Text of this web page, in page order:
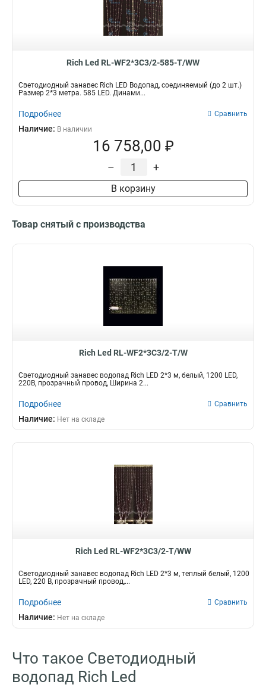
Rich Led RL-WF2*3C3/2-585-T/WW
Светодиодный занавес Rich LED Водопад, соединяемый (до 2 шт.)
Размер 2*3 метра. 585 LED. Динами...
Подробнее Сравнить
Наличие: В наличии
16 758,00 ₽
– +
В корзину
Товар снятый с производства
Rich Led RL-WF2*3C3/2-T/W
Светодиодный занавес водопад Rich LED 2*3 м, белый, 1200 LED,
220В, прозрачный провод, Ширина 2...
Подробнее Сравнить
Наличие: Нет на складе
Rich Led RL-WF2*3C3/2-T/WW
Светодиодный занавес водопад Rich LED 2*3 м, теплый белый, 1200
LED, 220 В, прозрачный провод,...
Подробнее Сравнить
Наличие: Нет на складе
Что такое Светодиодный
водопад Rich Led